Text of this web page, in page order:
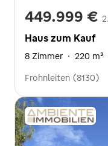
449.999 €
Haus zum Kauf
8 Zimmer · 220 m²
Frohnleiten (8130)